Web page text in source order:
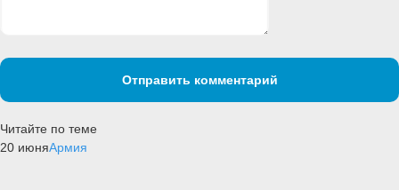
Отправить комментарий
Читайте по теме
20 июняАрмия